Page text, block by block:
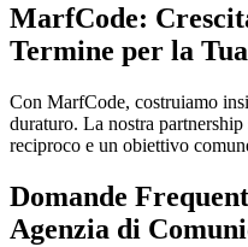
MarfCode:
Termine per la
Con MarfCode, costruiamo
duraturo. La nostra
reciproco e un obiettivo
Domande
Agenzia di